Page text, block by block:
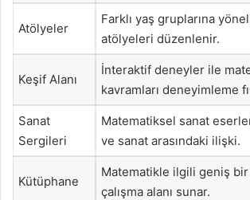
Atölyeler
Farklı yaş gruplarına
atölyeleri düzenlenir.
Keşif Alanı
İnteraktif deneyler ile
kavramları deneyimleme
Sanat
Sergileri
Matematiksel sanat
ve sanat arasındaki ilişki.
Kütüphane
Matematikle ilgili geniş bir
çalışma alanı sunar.